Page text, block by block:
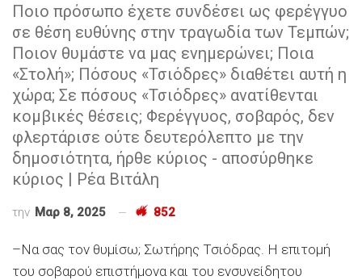
Ποιο πρόσωπο έχετε συνδέσει ως φερέγγυο
σε θέση ευθύνης στην τραγωδία των Τεμπών;
Ποιον θυμάστε να μας ενημερώνει; Ποια
«Στολή»; Πόσους «Τσιόδρες» διαθέτει αυτή η
χώρα; Σε πόσους «Τσιόδρες» ανατίθενται
κομβικές θέσεις; Φερέγγυος, σοβαρός, δεν
φλερτάρισε ούτε δευτερόλεπτο με την
δημοσιότητα, ήρθε κύριος - αποσύρθηκε
κύριος | Ρέα Βιτάλη
την Μαρ 8, 2025 852
–Να σας τον θυμίσω; Σωτήρης Τσιόδρας. Η επιτομή
του σοβαρού επιστήμονα και του ενσυνείδητου